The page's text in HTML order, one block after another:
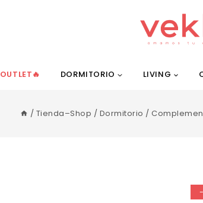
OUTLET🔥 DORMITORIO LIVING
/ Tienda–Shop / Dormitorio /